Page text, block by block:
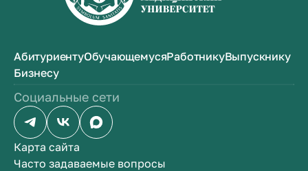
АбитуриентуОбучающемусяРаботникуВыпускнику
Бизнесу
Социальные сети
Карта сайта
Часто задаваемые вопросы